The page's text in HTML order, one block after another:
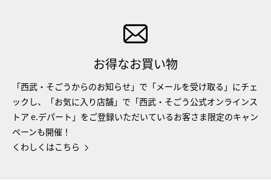
お得なお買い物
「西武・そごうからのお知らせ」で「メールを受け取る」にチェ
ックし、「お気に入り店舗」で「西武・そごう公式オンラインス
トア e.デパート」をご登録いただいているお客さま限定のキャン
ペーンも開催！
くわしくはこちら